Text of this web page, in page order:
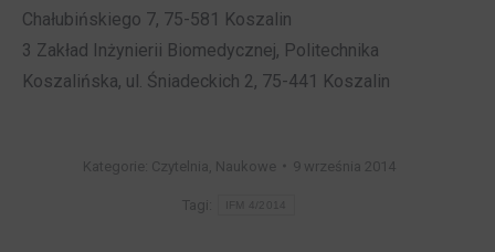
Chałubińskiego 7, 75-581 Koszalin
3 Zakład Inżynierii Biomedycznej, Politechnika
Koszalińska, ul. Śniadeckich 2, 75-441 Koszalin
Kategorie: Czytelnia Naukowe 9 września 2014
Tagi: IFM 4/2014